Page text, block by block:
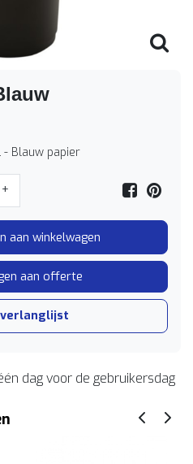
- Blauw papier
+
aan winkelwagen
aan offerte
verlanglijst
dag voor de gebruikersdag